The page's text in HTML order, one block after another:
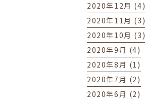
2020年12月 (4)
2020年11月 (3)
2020年10月 (3)
2020年9月 (4)
2020年8月 (1)
2020年7月 (2)
2020年6月 (2)